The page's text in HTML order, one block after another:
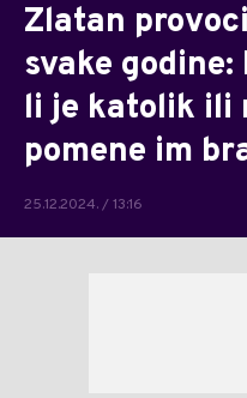
Zlatan
svake
li je katolik ili
pomene im
25.12.2024. / 13:16